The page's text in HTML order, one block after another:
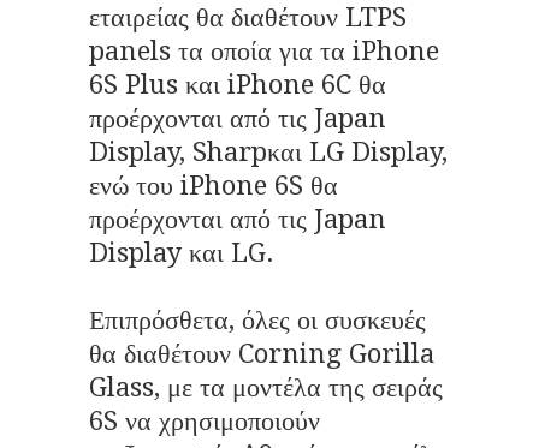
εταιρείας θα διαθέτουν LTPS
panels τα οποία για τα iPhone
6S Plus και iPhone 6C θα
προέρχονται από τις Japan
Display, Sharpκαι LG Display,
ενώ του iPhone 6S θα
προέρχονται από τις Japan
Display και LG.
Επιπρόσθετα, όλες οι συσκευές
θα διαθέτουν Corning Gorilla
Glass, με τα μοντέλα της σειράς
6S να χρησιμοποιούν